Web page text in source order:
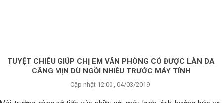
TUYỆT CHIÊU GIÚP CHỊ EM VĂN PHÒNG CÓ ĐƯỢC LÀN DA
CĂNG MỊN DÙ NGỒI NHIỀU TRƯỚC MÁY TÍNH
Cập nhật 12:00 , 04/03/2019